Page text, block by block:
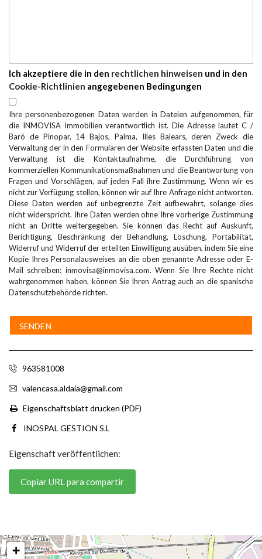
Ich akzeptiere die in den rechtlichen hinweisen und in den
Cookie-Richtlinien angegebenen Bedingungen
Ihre personenbezogenen Daten werden in Dateien aufgenommen, für
die INMOVISA Immobilien verantwortlich ist. Die Adresse lautet C /
Baró de Pinopar, 14 Bajos, Palma, Illes Balears, deren Zweck die
Verwaltung der in den Formularen der Website erfassten Daten und die
Verwaltung ist die Kontaktaufnahme, die Durchführung von
kommerziellen Kommunikationsmaßnahmen und die Beantwortung von
Fragen und Vorschlägen, auf jeden Fall ihre Zustimmung. Wenn wir es
nicht zur Verfügung stellen, können wir auf Ihre Anfrage nicht antworten.
Diese Daten werden auf unbegrenzte Zeit aufbewahrt, solange dies
nicht widerspricht. Ihre Daten werden ohne Ihre vorherige Zustimmung
nicht an Dritte weitergegeben. Sie können das Recht auf Auskunft,
Berichtigung, Beschränkung der Behandlung, Löschung, Portabilität,
Widerruf und Widerruf der erteilten Einwilligung ausüben, indem Sie eine
Kopie Ihres Personalausweises an die oben genannte Adresse oder E-
Mail schreiben: inmovisa@inmovisa.com. Wenn Sie Ihre Rechte nicht
wahrgenommen haben, können Sie Ihren Antrag auch an die spanische
Datenschutzbehörde richten.
963581008
valencasa.aldaia@gmail.com
Eigenschaftsblatt drucken (PDF)
INOSPAL GESTION S.L
Eigenschaft veröffentlichen:
Copiar URL para compartir
+